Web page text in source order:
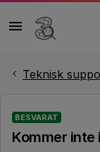
Teknisk
BESVARAT
Kommer inte